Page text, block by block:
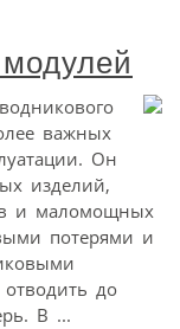
важных
Он
изделий,
и маломощных
потерями и
до
В ...